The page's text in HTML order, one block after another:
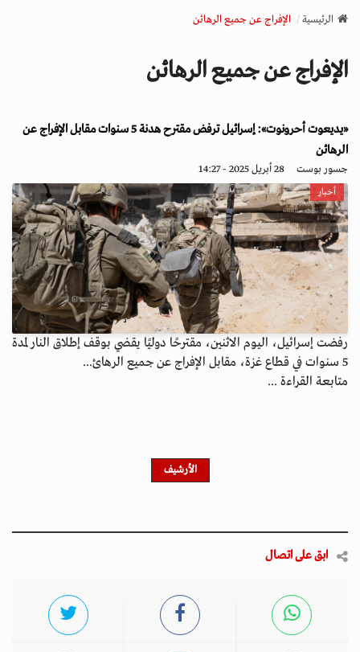
v
a
o
n
الرئيسية الإفراج عن جميع الرهائن
الإفراج عن جميع الرهائن
«يديعوت أحرونوت»: إسرائيل ترفض مقترح هدنة 5 سنوات مقابل الإفراج عن
الرهائن
جسور بوست 28 أبريل 2025 - 14:27
أخبار
رفضت إسرائيل، اليوم الاثنين، مقترحًا دوليًا يقضي بوقف إطلاق النار لمدة
5 سنوات في قطاع غزة، مقابل الإفراج عن جميع الرهائ...
متابعة القراءة ...
الأرشيف
ابق على اتصال